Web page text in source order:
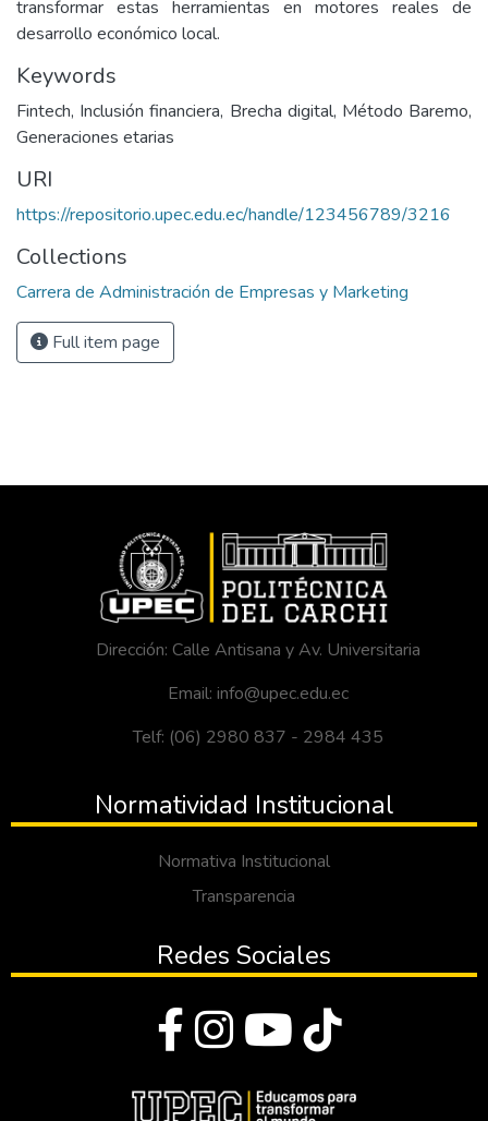
transformar estas herramientas en motores reales de
desarrollo económico local.
Keywords
Fintech, Inclusión financiera, Brecha digital, Método Baremo,
Generaciones etarias
URI
https://repositorio.upec.edu.ec/handle/123456789/3216
Collections
Carrera de Administración de Empresas y Marketing
Full item page
Dirección: Calle Antisana y Av. Universitaria
Email: info@upec.edu.ec
Telf: (06) 2980 837 - 2984 435
Normatividad Institucional
Normativa Institucional
Transparencia
Redes Sociales